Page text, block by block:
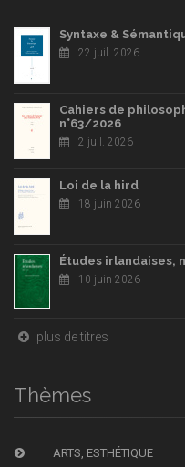
Syntaxe &
22 juil. 2026
Cahiers de
n°63/2026
2 juil. 2026
Loi de la hird
18 juin 2026
Études irlandaises,
10 juin 2026
plus de titres
Thèmes
ARTS, ESTHÉTIQUE